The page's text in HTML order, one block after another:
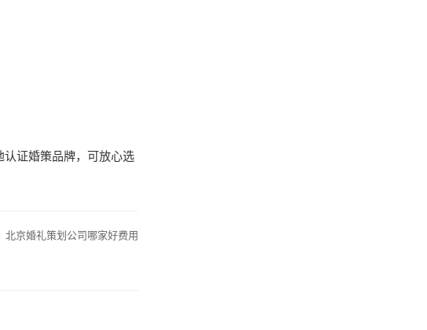
证婚策品牌，可放心选
北京婚礼策划公司哪家好费用